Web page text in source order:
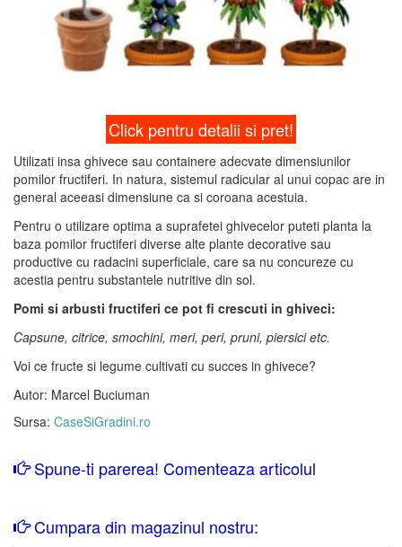
Click pentru detalii si pret!
Utilizati insa ghivece sau containere adecvate dimensiunilor
pomilor fructiferi. In natura, sistemul radicular al unui copac are in
general aceeasi dimensiune ca si coroana acestuia.
Pentru o utilizare optima a suprafetei ghivecelor puteti planta la
baza pomilor fructiferi diverse alte plante decorative sau
productive cu radacini superficiale, care sa nu concureze cu
acestia pentru substantele nutritive din sol.
Pomi si arbusti fructiferi ce pot fi crescuti in ghiveci:
Capsune, citrice, smochini, meri, peri, pruni, piersici etc.
Voi ce fructe si legume cultivati cu succes in ghivece?
Autor: Marcel Buciuman
Sursa: CaseSiGradini.ro
Spune-ti parerea! Comenteaza articolul
Cumpara din magazinul nostru: